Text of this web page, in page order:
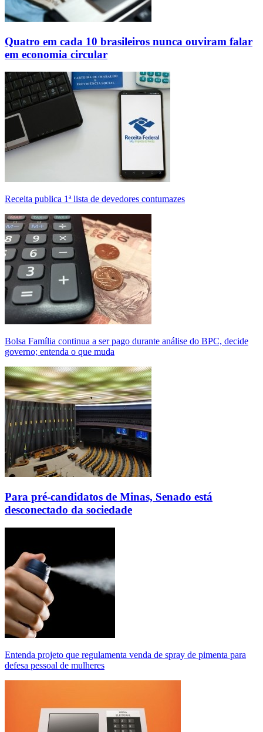
Quatro em cada 10 brasileiros nunca ouviram falar
em economia circular
Receita publica 1ª lista de devedores contumazes
Bolsa Família continua a ser pago durante análise do BPC, decide
governo; entenda o que muda
Para pré-candidatos de Minas, Senado está
desconectado da sociedade
Entenda projeto que regulamenta venda de spray de pimenta para
defesa pessoal de mulheres